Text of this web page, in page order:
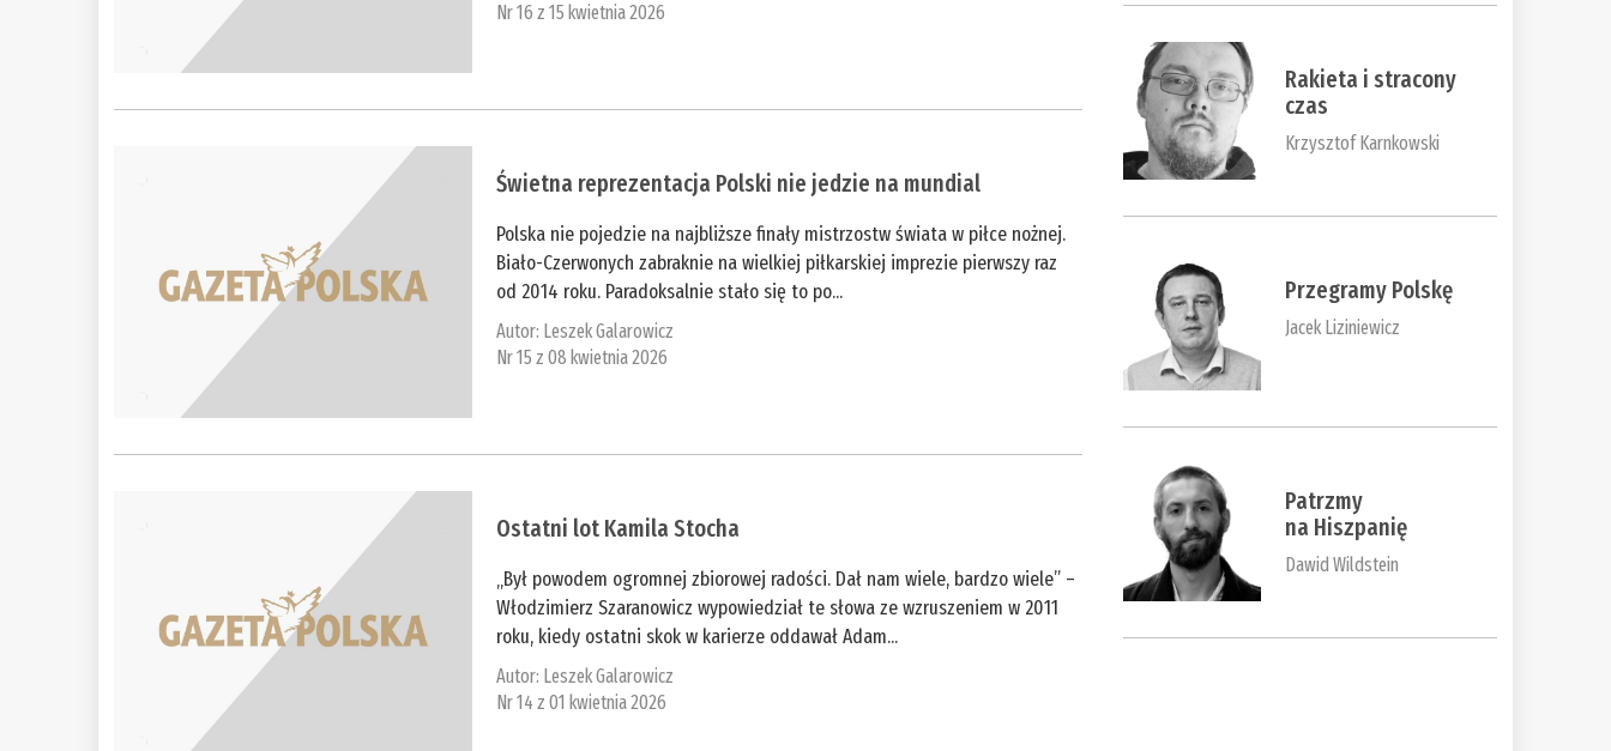
Nr 16 z 15 kwietnia 2026
Świetna reprezentacja Polski nie jedzie na mundial
Polska nie pojedzie na najbliższe finały mistrzostw świata w piłce nożnej.
Biało-Czerwonych zabraknie na wielkiej piłkarskiej imprezie pierwszy raz
od 2014 roku. Paradoksalnie stało się to po...
Autor: Leszek Galarowicz
Nr 15 z 08 kwietnia 2026
Ostatni lot Kamila Stocha
„Był powodem ogromnej zbiorowej radości. Dał nam wiele, bardzo wiele” –
Włodzimierz Szaranowicz wypowiedział te słowa ze wzruszeniem w 2011
roku, kiedy ostatni skok w karierze oddawał Adam...
Autor: Leszek Galarowicz
Nr 14 z 01 kwietnia 2026
Rakieta i stracony
czas
Krzysztof Karnkowski
Przegramy Polskę
Jacek Liziniewicz
Patrzmy
na Hiszpanię
Dawid Wildstein